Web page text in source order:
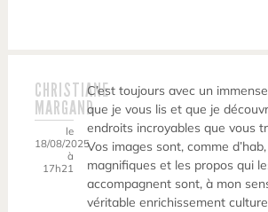
CHRISTIANE
MARGAND
le
18/08/2025
à
17h21
C’est toujours avec un
que je vous lis et que je
endroits incroyables que vous
Vos images sont, comme d’hab,
magnifiques et les propos qui
accompagnent sont, à mon
véritable enrichissement